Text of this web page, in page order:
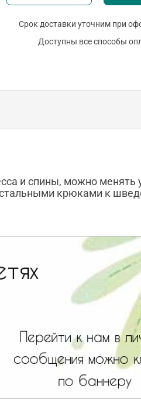
Срок доставки уточним при
Доступны все способы
и спины, можно менять
стальными крюками к